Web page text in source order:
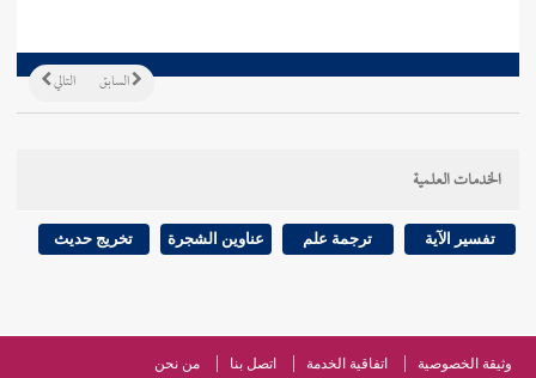
التالي السابق
الخدمات العلمية
تفسير الآية ترجمة علم عناوين الشجرة تخريج حديث
وثيقة الخصوصية اتفاقية الخدمة اتصل بنا من نحن